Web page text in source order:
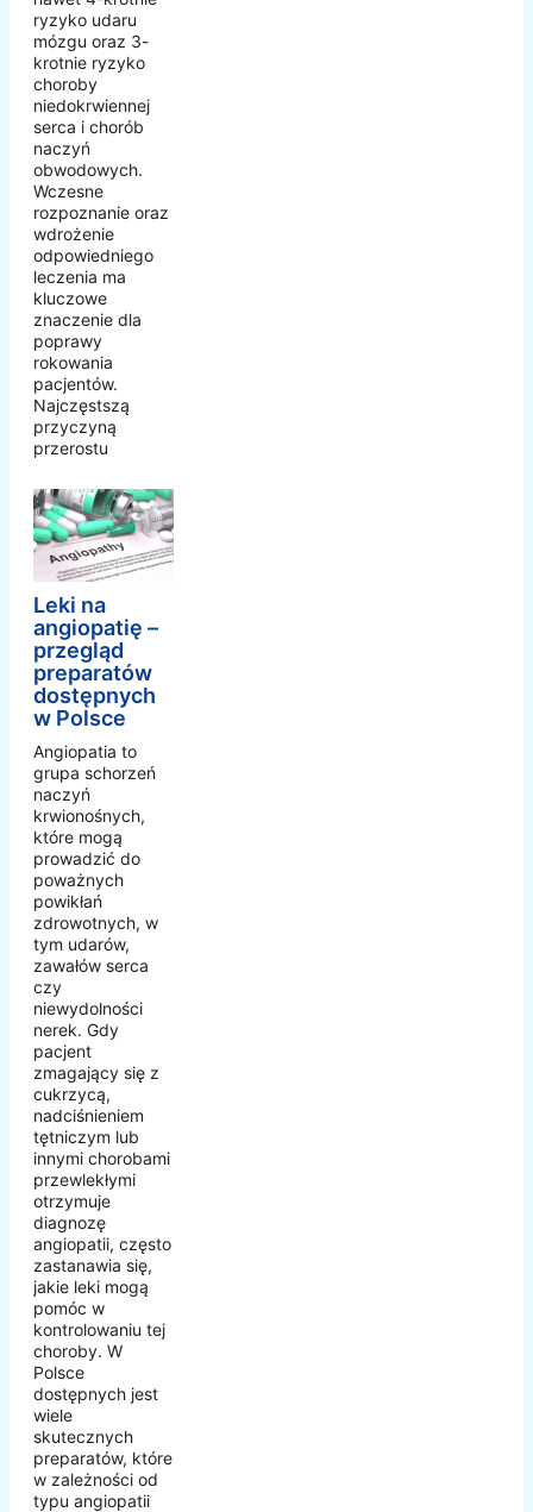
ryzyko udaru
mózgu oraz 3-
krotnie ryzyko
choroby
niedokrwiennej
serca i chorób
naczyń
obwodowych.
Wczesne
rozpoznanie oraz
wdrożenie
odpowiedniego
leczenia ma
kluczowe
znaczenie dla
poprawy
rokowania
pacjentów.
Najczęstszą
przyczyną
przerostu
Leki na
angiopatię –
przegląd
preparatów
dostępnych
w Polsce
Angiopatia to
grupa schorzeń
naczyń
krwionośnych,
które mogą
prowadzić do
poważnych
powikłań
zdrowotnych, w
tym udarów,
zawałów serca
czy
niewydolności
nerek. Gdy
pacjent
zmagający się z
cukrzycą,
nadciśnieniem
tętniczym lub
innymi chorobami
przewlekłymi
otrzymuje
diagnozę
angiopatii, często
zastanawia się,
jakie leki mogą
pomóc w
kontrolowaniu tej
choroby. W
Polsce
dostępnych jest
wiele
skutecznych
preparatów, które
w zależności od
typu angiopatii